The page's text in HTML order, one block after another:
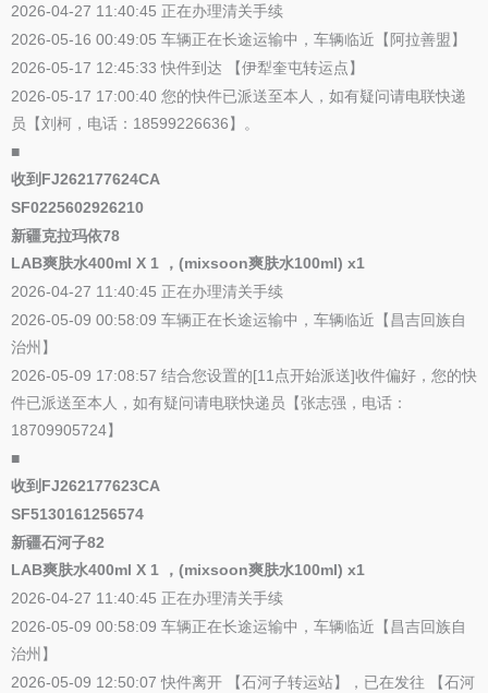
2026-04-27 11:40:45 正在办理清关手续
2026-05-16 00:49:05 车辆正在长途运输中，车辆临近【阿拉善盟】
2026-05-17 12:45:33 快件到达 【伊犁奎屯转运点】
2026-05-17 17:00:40 您的快件已派送至本人，如有疑问请电联快递
员【刘柯，电话：18599226636】。
■
收到FJ262177624CA
SF0225602926210
新疆克拉玛依78
LAB爽肤水400ml X 1 ，(mixsoon爽肤水100ml) x1
2026-04-27 11:40:45 正在办理清关手续
2026-05-09 00:58:09 车辆正在长途运输中，车辆临近【昌吉回族自
治州】
2026-05-09 17:08:57 结合您设置的[11点开始派送]收件偏好，您的快
件已派送至本人，如有疑问请电联快递员【张志强，电话：
18709905724】
■
收到FJ262177623CA
SF5130161256574
新疆石河子82
LAB爽肤水400ml X 1 ，(mixsoon爽肤水100ml) x1
2026-04-27 11:40:45 正在办理清关手续
2026-05-09 00:58:09 车辆正在长途运输中，车辆临近【昌吉回族自
治州】
2026-05-09 12:50:07 快件离开 【石河子转运站】，已在发往 【石河